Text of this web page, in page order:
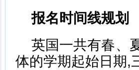
报名时间线规划
英国一共有春、
体的学期起始日期,